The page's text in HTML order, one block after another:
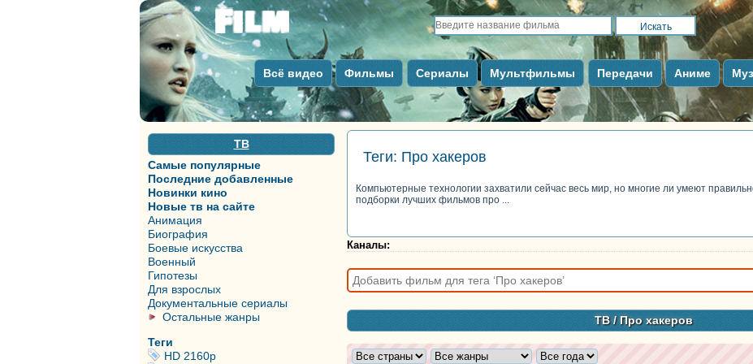
Всё видео Фильмы Сериалы Мультфильмы Передачи Аниме
ТВ
Самые популярные
Последние добавленные
Новинки кино
Новые тв на сайте
Анимация
Биография
Боевые искусства
Военный
Гипотезы
Для взрослых
Документальные сериалы
Остальные жанры
Теги
HD 2160р
Теги: Про хакеров
Компьютерные технологии захватили сейчас весь мир, но многие ли умеют
подборки лучших фильмов про ...
Каналы:
ТВ/ Про хакеров